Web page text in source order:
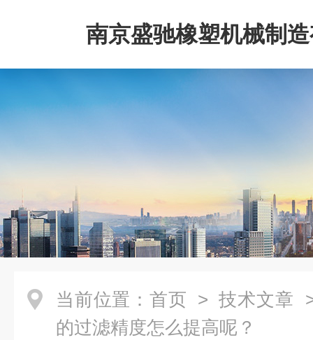
南京盛驰橡塑机械制
司
当前位置： 首页 > 技术文章
的过滤精度怎么提高呢？